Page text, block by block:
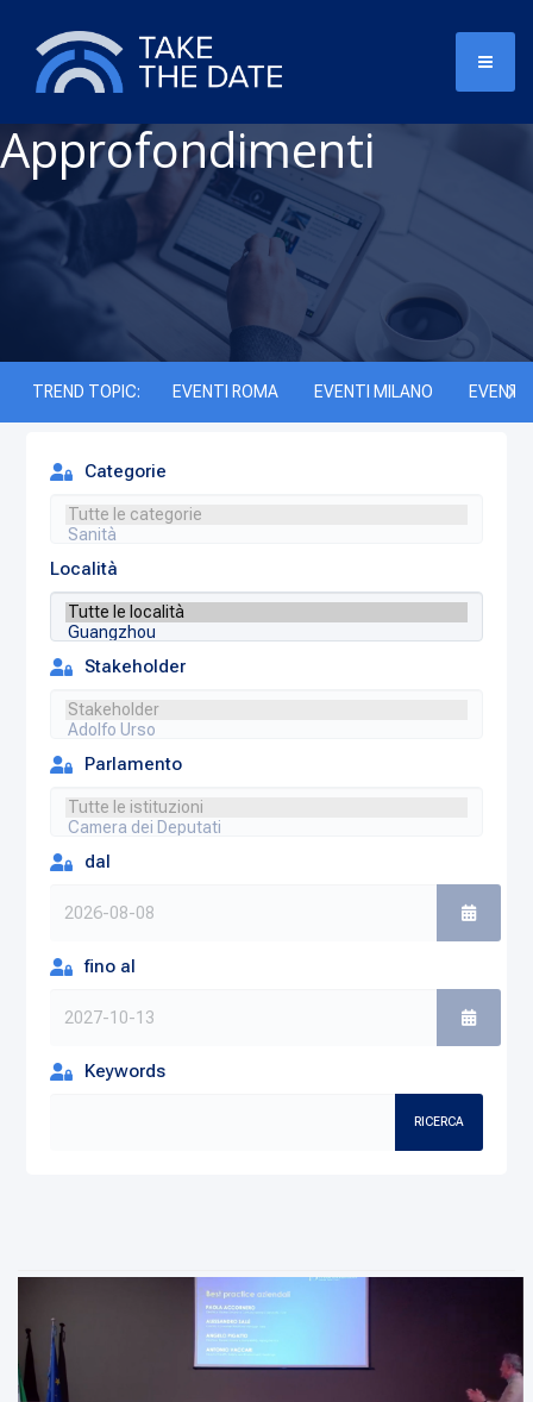
Approfondimenti
TREND TOPIC: EVENTI ROMA EVENTI MILANO EVENTI
Categorie
Località
Stakeholder
Parlamento
dal
fino al
Keywords
RICERCA